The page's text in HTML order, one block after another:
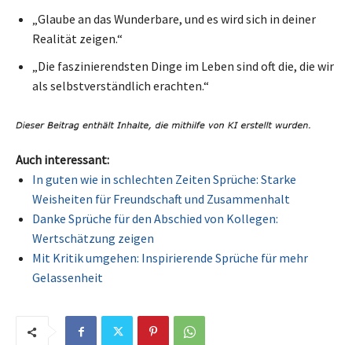
„Glaube an das Wunderbare, und es wird sich in deiner
Realität zeigen.“
„Die faszinierendsten Dinge im Leben sind oft die, die wir
als selbstverständlich erachten.“
Auch interessant:
In guten wie in schlechten Zeiten Sprüche: Starke
Weisheiten für Freundschaft und Zusammenhalt
Danke Sprüche für den Abschied von Kollegen:
Wertschätzung zeigen
Mit Kritik umgehen: Inspirierende Sprüche für mehr
Gelassenheit